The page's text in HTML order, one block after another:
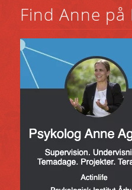
Find Anne på